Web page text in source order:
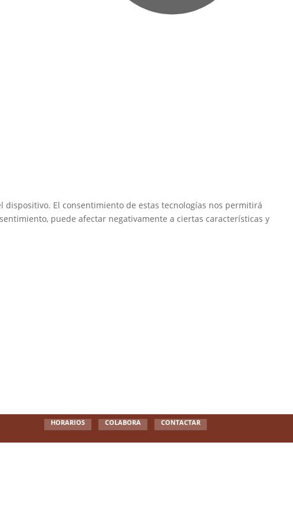
El consentimiento de estas tecnologías nos permitirá
puede afectar negativamente a ciertas características y
HORARIOS COLABORA CONTACTAR